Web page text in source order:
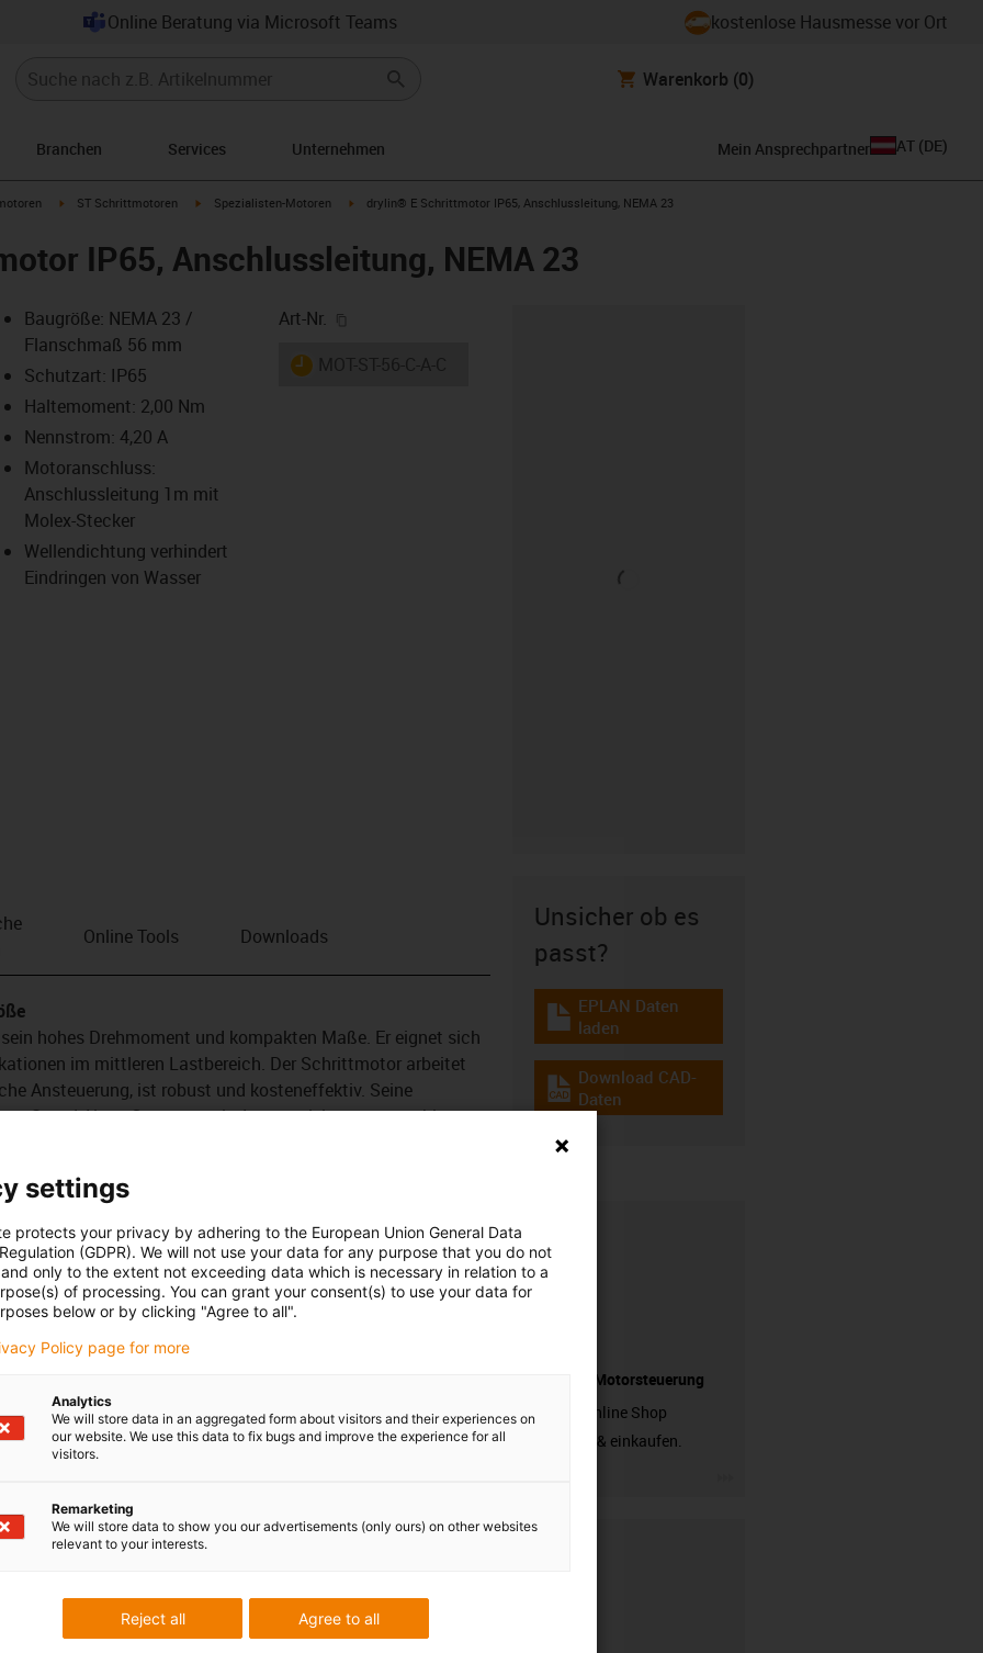
Online Beratung via Microsoft Teams kostenlose Hausmesse vor Ort
Warenkorb (0)
Branchen Services Unternehmen Mein Ansprechpartner AT (DE)
right igus-icon-arrow-right
ST Schrittmotoren igus-icon-arrow-right
Spezialisten-Motoren igus-icon-arrow-right
drylin® E Schrittmotor IP65, Anschlussleitung, NEMA 23
IP65, Anschlussleitung, NEMA 23
icon-lupe
icon-lupe
icon-lupe
icon-lupe
icon-lupe
icon-arrow-right
Baugröße: NEMA 23 /
Flanschmaß 56 mm
Schutzart: IP65
Haltemoment: 2,00 Nm
Nennstrom: 4,20 A
Motoranschluss:
Anschlussleitung 1m mit
Molex-Stecker
Wellendichtung verhindert
Eindringen von Wasser
Art-Nr.
igus-icon-lieferzeit
Online Tools Downloads
hohes Drehmoment und kompakten Maße. Er eignet sich
im mittleren Lastbereich. Der Schrittmotor arbeitet
Ansteuerung, ist robust und kosteneffektiv. Seine
Stand-Alone-Geräte, sowie Automatisierungsmaschinen
ist hier eine Leitung mit offener Litze. Diese
Motorgehäuses. Der Vorteil dieses Anschlusses ist es, dass
zum metrischen Stecker ist. Damit nicht nur das
IP65 aufweist, ist dieser Motor noch mit einem
Somit weist der komplette Motor eine IP65
Unsicher ob es
passt?
igus-icon-download-plan
EPLAN Daten
laden
igus-icon-cad-dateien
Download CAD-
Daten
Passende Motorsteuerung
Jetzt im Online Shop
entdecken & einkaufen.
settings
protects your privacy by adhering to the European Union General Data
(GDPR). We will not use your data for any purpose that you do not
only to the extent not exceeding data which is necessary in relation to a
of processing. You can grant your consent(s) to use your data for
below or by clicking "Agree to all".
Policy page for more
Analytics
We will store data in an aggregated form about visitors and their experiences on
our website. We use this data to fix bugs and improve the experience for all
visitors.
Remarketing
We will store data to show you our advertisements (only ours) on other websites
relevant to your interests.
Agree to all
Reject all